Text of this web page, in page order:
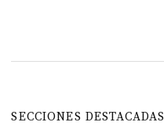
SECCIONES DESTACADAS